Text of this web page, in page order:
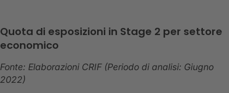
Quota di esposizioni in Stage 2 per settore
economico
Fonte: Elaborazioni CRIF (Periodo di analisi: Giugno
2022)